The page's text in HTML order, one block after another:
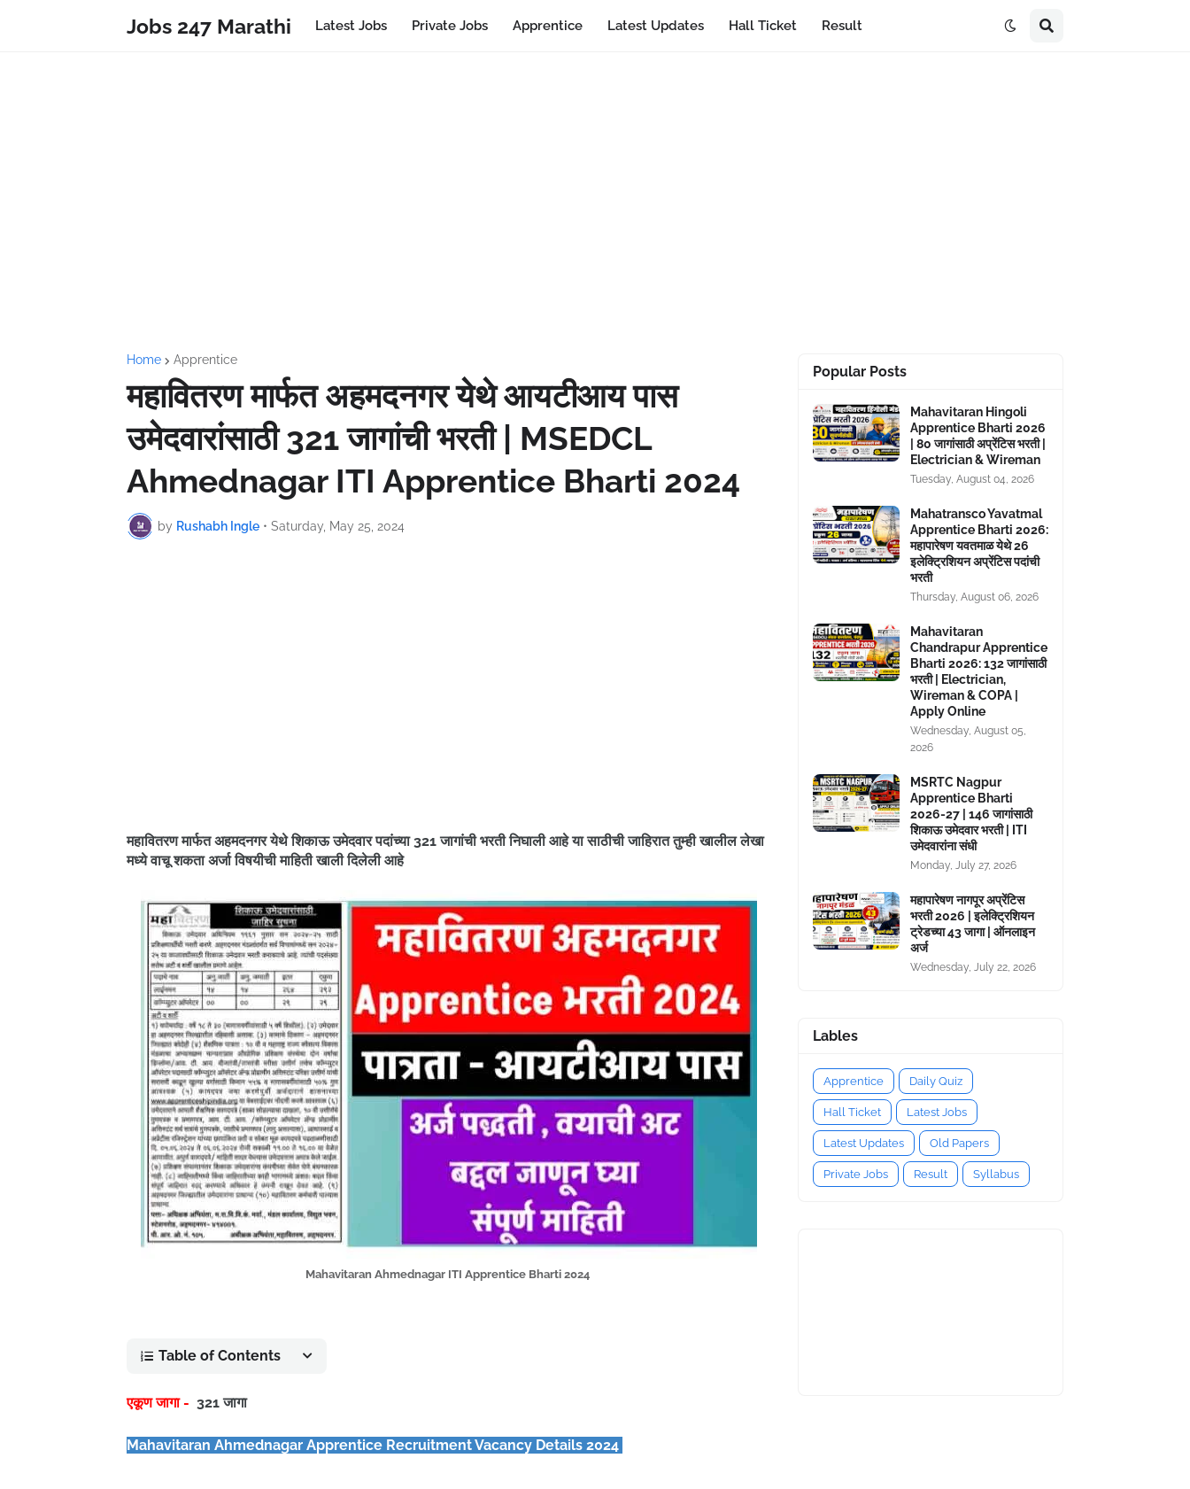
Jobs 247 Marathi Latest Jobs Private Jobs Apprentice Latest Updates Hall Ticket Result
Home Apprentice
महावितरण मार्फत अहमदनगर येथे आयटीआय पास
उमेदवारांसाठी 321 जागांची भरती | MSEDCL
Ahmednagar ITI Apprentice Bharti 2024
by Rushabh Ingle • Saturday, May 25, 2024
महावितरण मार्फत अहमदनगर येथे शिकाऊ उमेदवार पदांच्या 321 जागांची भरती निघाली आहेया साठीची जाहिरात तुम्ही खालील लेखा
मध्ये वाचू शकता अर्जा विषयीची माहिती खाली दिलेली आहे
Mahavitaran Ahmednagar ITI Apprentice Bharti 2024
Table of Contents
एकूण जागा - 321 जागा
Mahavitaran Ahmednagar Apprentice Recruitment Vacancy Details 2024
Popular Posts
Mahavitaran Hingoli
Apprentice Bharti 2026
| 80 जागांसाठी अप्रेंटिस भरती |
Electrician & Wireman
Tuesday, August 04, 2026
Mahatransco Yavatmal
Apprentice Bharti 2026:
महापारेषण यवतमाळ येथे 26
इलेक्ट्रिशियन अप्रेंटिस पदांची
भरती
Thursday, August 06, 2026
Mahavitaran
Chandrapur Apprentice
Bharti 2026: 132 जागांसाठी
भरती | Electrician,
Wireman & COPA |
Apply Online
Wednesday, August 05,
2026
MSRTC Nagpur
Apprentice Bharti
2026-27 | 146 जागांसाठी
शिकाऊ उमेदवार भरती | ITI
उमेदवारांना संधी
Monday, July 27, 2026
महापारेषण नागपूर अप्रेंटिस
भरती 2026 | इलेक्ट्रिशियन
ट्रेडच्या 43 जागा | ऑनलाइन
अर्ज
Wednesday, July 22, 2026
Lables
Apprentice Daily Quiz
Hall Ticket Latest Jobs
Latest Updates Old Papers
Private Jobs Result Syllabus